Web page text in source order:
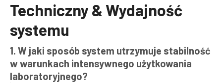
Techniczny & Wydajność
systemu
1. W jaki sposób system utrzymuje stabilność
w warunkach intensywnego użytkowania
laboratoryjnego?